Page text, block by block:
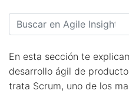
En esta sección te
desarrollo ágil de
trata Scrum, uno de los